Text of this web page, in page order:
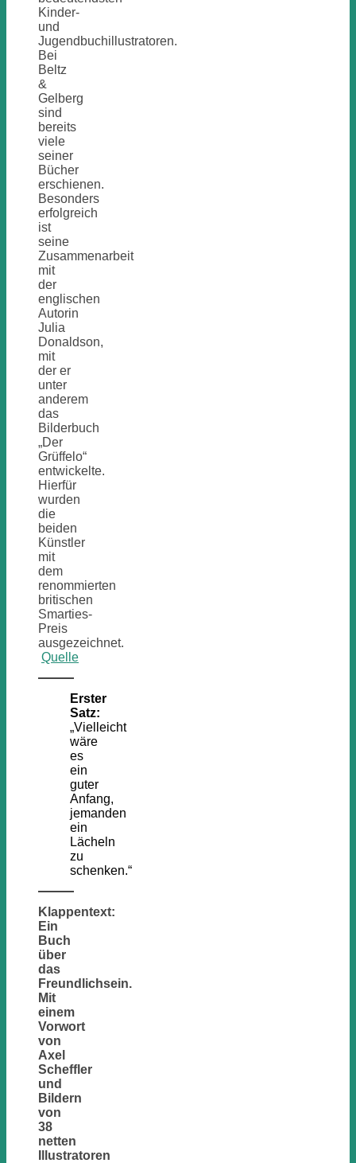
Kinder-
und
Jugendbuchillustratoren.
Bei
Beltz
&
Gelberg
sind
bereits
viele
seiner
Bücher
erschienen.
Besonders
erfolgreich
ist
seine
Zusammenarbeit
mit
der
englischen
Autorin
Julia
Donaldson,
mit
der er
unter
anderem
das
Bilderbuch
„Der
Grüffelo“
entwickelte.
Hierfür
wurden
die
beiden
Künstler
mit
dem
renommierten
britischen
Smarties-
Preis
ausgezeichnet.
Quelle
Erster
Satz:
„Vielleicht
wäre
es
ein
guter
Anfang,
jemanden
ein
Lächeln
zu
schenken.“
Klappentext:
Ein
Buch
über
das
Freundlichsein.
Mit
einem
Vorwort
von
Axel
Scheffler
und
Bildern
von
38
netten
Illustratoren